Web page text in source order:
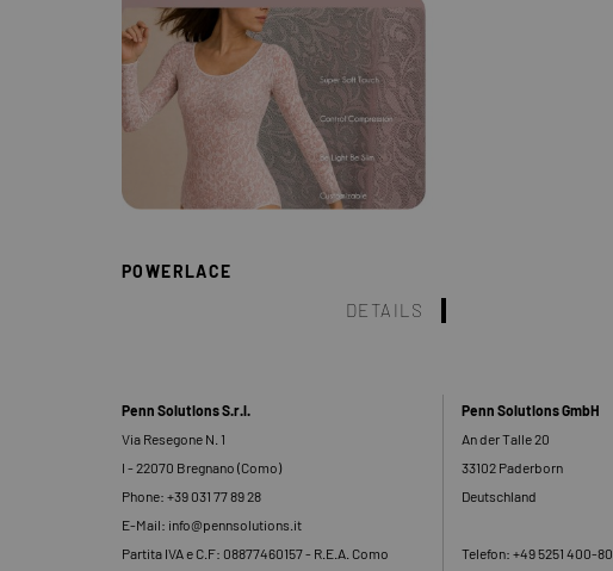
POWERLACE
DETAILS
Penn Solutions S.r.l.
Via Resegone N. 1
I - 22070 Bregnano (Como)
Phone: +39 031 77 89 28
E-Mail: info@pennsolutions.it
Partita IVA e C.F: 08877460157 - R.E.A. Como
Penn Solutions GmbH
An der Talle 20
33102 Paderborn
Deutschland
Telefon: +49 5251 400-80